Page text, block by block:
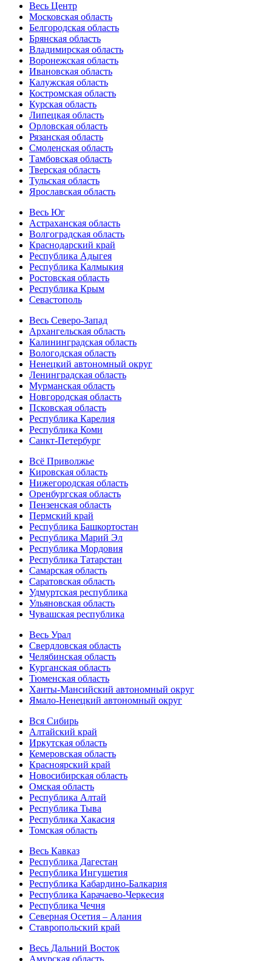
Весь Центр
Московская область
Белгородская область
Брянская область
Владимирская область
Воронежская область
Ивановская область
Калужская область
Костромская область
Курская область
Липецкая область
Орловская область
Рязанская область
Смоленская область
Тамбовская область
Тверская область
Тульская область
Ярославская область
Весь Юг
Астраханская область
Волгоградская область
Краснодарский край
Республика Адыгея
Республика Калмыкия
Ростовская область
Республика Крым
Севастополь
Весь Северо-Запад
Архангельская область
Калининградская область
Вологодская область
Ненецкий автономный округ
Ленинградская область
Мурманская область
Новгородская область
Псковская область
Республика Карелия
Республика Коми
Санкт-Петербург
Всё Приволжье
Кировская область
Нижегородская область
Оренбургская область
Пензенская область
Пермский край
Республика Башкортостан
Республика Марий Эл
Республика Мордовия
Республика Татарстан
Самарская область
Саратовская область
Удмуртская республика
Ульяновская область
Чувашская республика
Весь Урал
Свердловская область
Челябинская область
Курганская область
Тюменская область
Ханты-Мансийский автономный округ
Ямало-Ненецкий автономный округ
Вся Сибирь
Алтайский край
Иркутская область
Кемеровская область
Красноярский край
Новосибирская область
Омская область
Республика Алтай
Республика Тыва
Республика Хакасия
Томская область
Весь Кавказ
Республика Дагестан
Республика Ингушетия
Республика Кабардино-Балкария
Республика Карачаево-Черкесия
Республика Чечня
Северная Осетия – Алания
Ставропольский край
Весь Дальний Восток
Амурская область